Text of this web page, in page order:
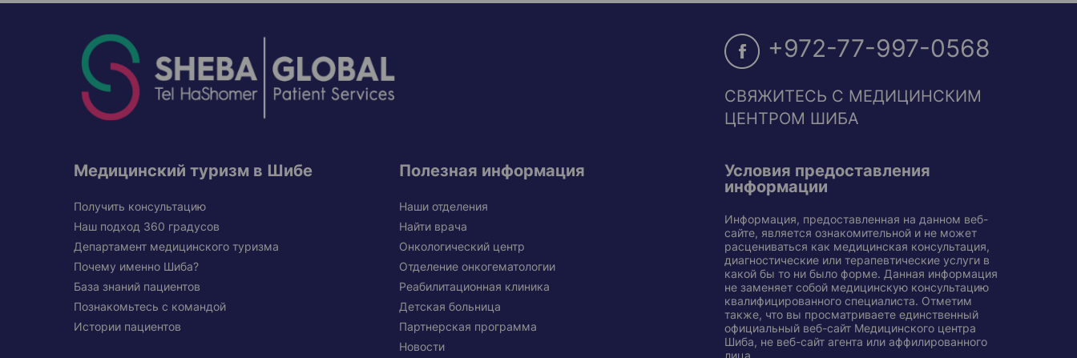
+972-77-997-0568
СВЯЖИТЕСЬ С МЕДИЦИНСКИМ
ЦЕНТРОМ ШИБА
Медицинский туризм в Шибе
Получить консультацию
Наш подход 360 градусов
Департамент медицинского туризма
Почему именно Шиба?
База знаний пациентов
Познакомьтесь с командой
Истории пациентов
Полезная информация
Наши отделения
Найти врача
Онкологический центр
Отделение онкогематологии
Реабилитационная клиника
Детская больница
Партнерская программа
Новости
Условия предоставления
информации
Информация, предоставленная на данном веб-
сайте, является ознакомительной и не может
расцениваться как медицинская консультация,
диагностические или терапевтические услуги в
какой бы то ни было форме. Данная информация
не заменяет собой медицинскую консультацию
квалифицированного специалиста. Отметим
также, что вы просматриваете единственный
официальный веб-сайт Медицинского центра
Шиба, не веб-сайт агента или аффилированного
лица.